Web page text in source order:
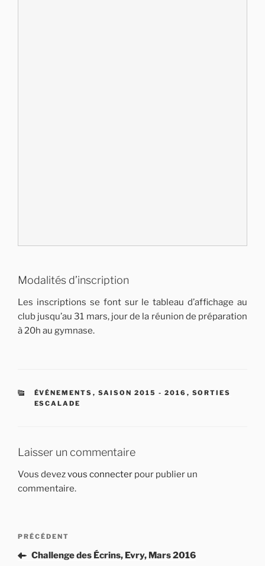
Modalités d’inscription
Les inscriptions se font sur le tableau d’affichage au
club jusqu’au 31 mars, jour de la réunion de préparation
à 20h au gymnase.
CATÉGORIES
ÉVÉNEMENTS , SAISON 2015 - 2016 , SORTIES
ESCALADE
Laisser un commentaire
Vous devezvous connecter pour publier un
commentaire.
Navigation
l’article
Article
précédent
PRÉCÉDENT
Challenge des Écrins, Evry, Mars 2016